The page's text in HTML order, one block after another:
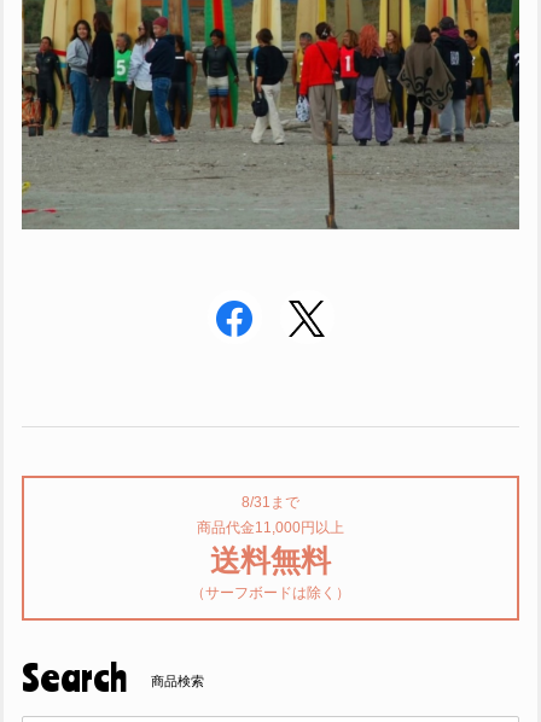
8/31まで
商品代金11,000円以上
送料無料
（サーフボードは除く）
Search 商品検索